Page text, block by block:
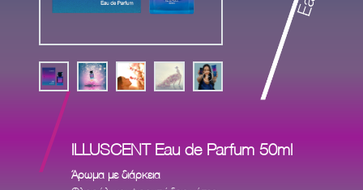
ILLUSCENT Eau de Parfum 50ml
Άρωμα με διάρκεια